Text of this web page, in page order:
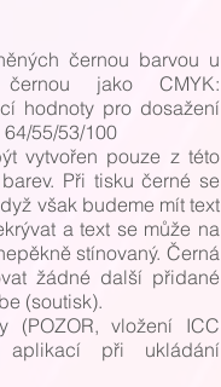
černou barvou u
jako CMYK:
hodnoty pro dosažení
55/53/100
vytvořen pouze z této
Při tisku černé se
však budeme mít text
a text se může na
stínovaný. Černá
žádné další přidané
(soutisk).
(POZOR, vložení ICC
aplikací při ukládání